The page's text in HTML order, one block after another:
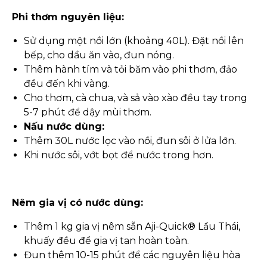
Phi thơm nguyên liệu:
Sử dụng một nồi lớn (khoảng 40L). Đặt nồi lên
bếp, cho dầu ăn vào, đun nóng.
Thêm hành tím và tỏi băm vào phi thơm, đảo
đều đến khi vàng.
Cho thơm, cà chua, và sả vào xào đều tay trong
5-7 phút để dậy mùi thơm.
Nấu nước dùng:
Thêm 30L nước lọc vào nồi, đun sôi ở lửa lớn.
Khi nước sôi, vớt bọt để nước trong hơn.
Nêm gia vị có nước dùng:
Thêm 1 kg gia vị nêm sẵn Aji-Quick® Lẩu Thái,
khuấy đều để gia vị tan hoàn toàn.
Đun thêm 10-15 phút để các nguyên liệu hòa